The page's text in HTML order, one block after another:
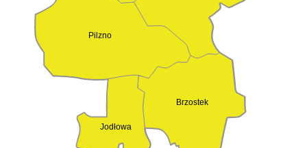
Pilzno
Brzostek
Jodłowa